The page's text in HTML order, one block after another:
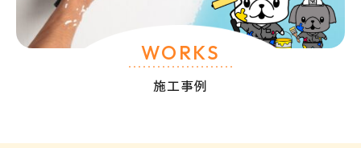
WORKS
施工事例